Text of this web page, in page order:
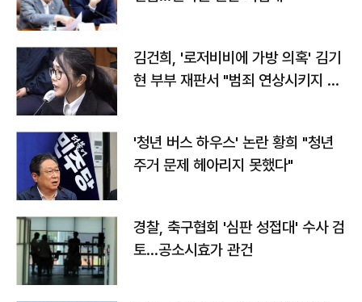
김건희, '로저비비에 가방 의혹' 김기
현 부부 재판서 "범죄 연상시키지 말
'청년 버스 하우스' 논란 황희 "청년
주거 문제 헤아리지 못했다"
경찰, 축구협회 '심판 성접대' 수사 검
토…공소시효가 관건